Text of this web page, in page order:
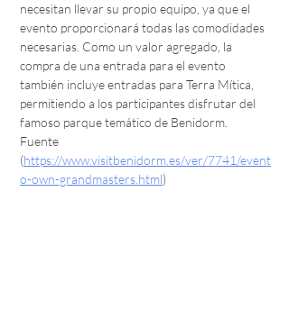
necesitan llevar su propio equipo, ya que el
evento proporcionará todas las comodidades
necesarias. Como un valor agregado, la
compra de una entrada para el evento
también incluye entradas para Terra Mítica,
permitiendo a los participantes disfrutar del
famoso parque temático de Benidorm.
Fuente
(https://www.visitbenidorm.es/ver/7741/event
o-own-grandmasters.html)